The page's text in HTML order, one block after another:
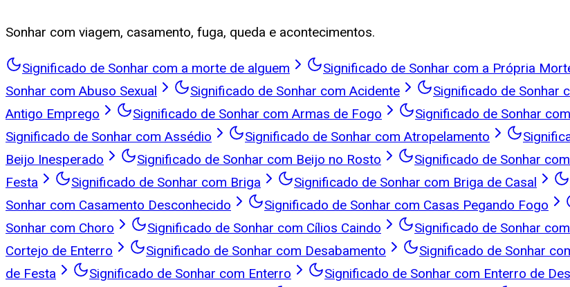
Sonhar com viagem, casamento, fuga, queda e acontecimentos.
Significado de Sonhar com a morte de alguem Significado de Sonhar com a Própria
Sonhar com Abuso Sexual
Significado de Sonhar com Acidente Significado de Sonhar
Antigo Emprego
Significado de Sonhar com Armas de Fogo Significado de Sonhar
Significado de Sonhar com Assédio
Significado de Sonhar com Atropelamento
Beijo Inesperado
Significado de Sonhar com Beijo no Rosto Significado de Sonhar
Festa
Significado de Sonhar com Briga Significado de Sonhar com Briga de Casal
Sonhar com Casamento Desconhecido
Significado de Sonhar com Casas Pegando Fogo
Sonhar com Choro
Significado de Sonhar com Cílios Caindo Significado de Sonhar
Cortejo de Enterro
Significado de Sonhar com Desabamento Significado de Sonhar
de Festa
Significado de Sonhar com Enterro Significado de Sonhar com Enterro de